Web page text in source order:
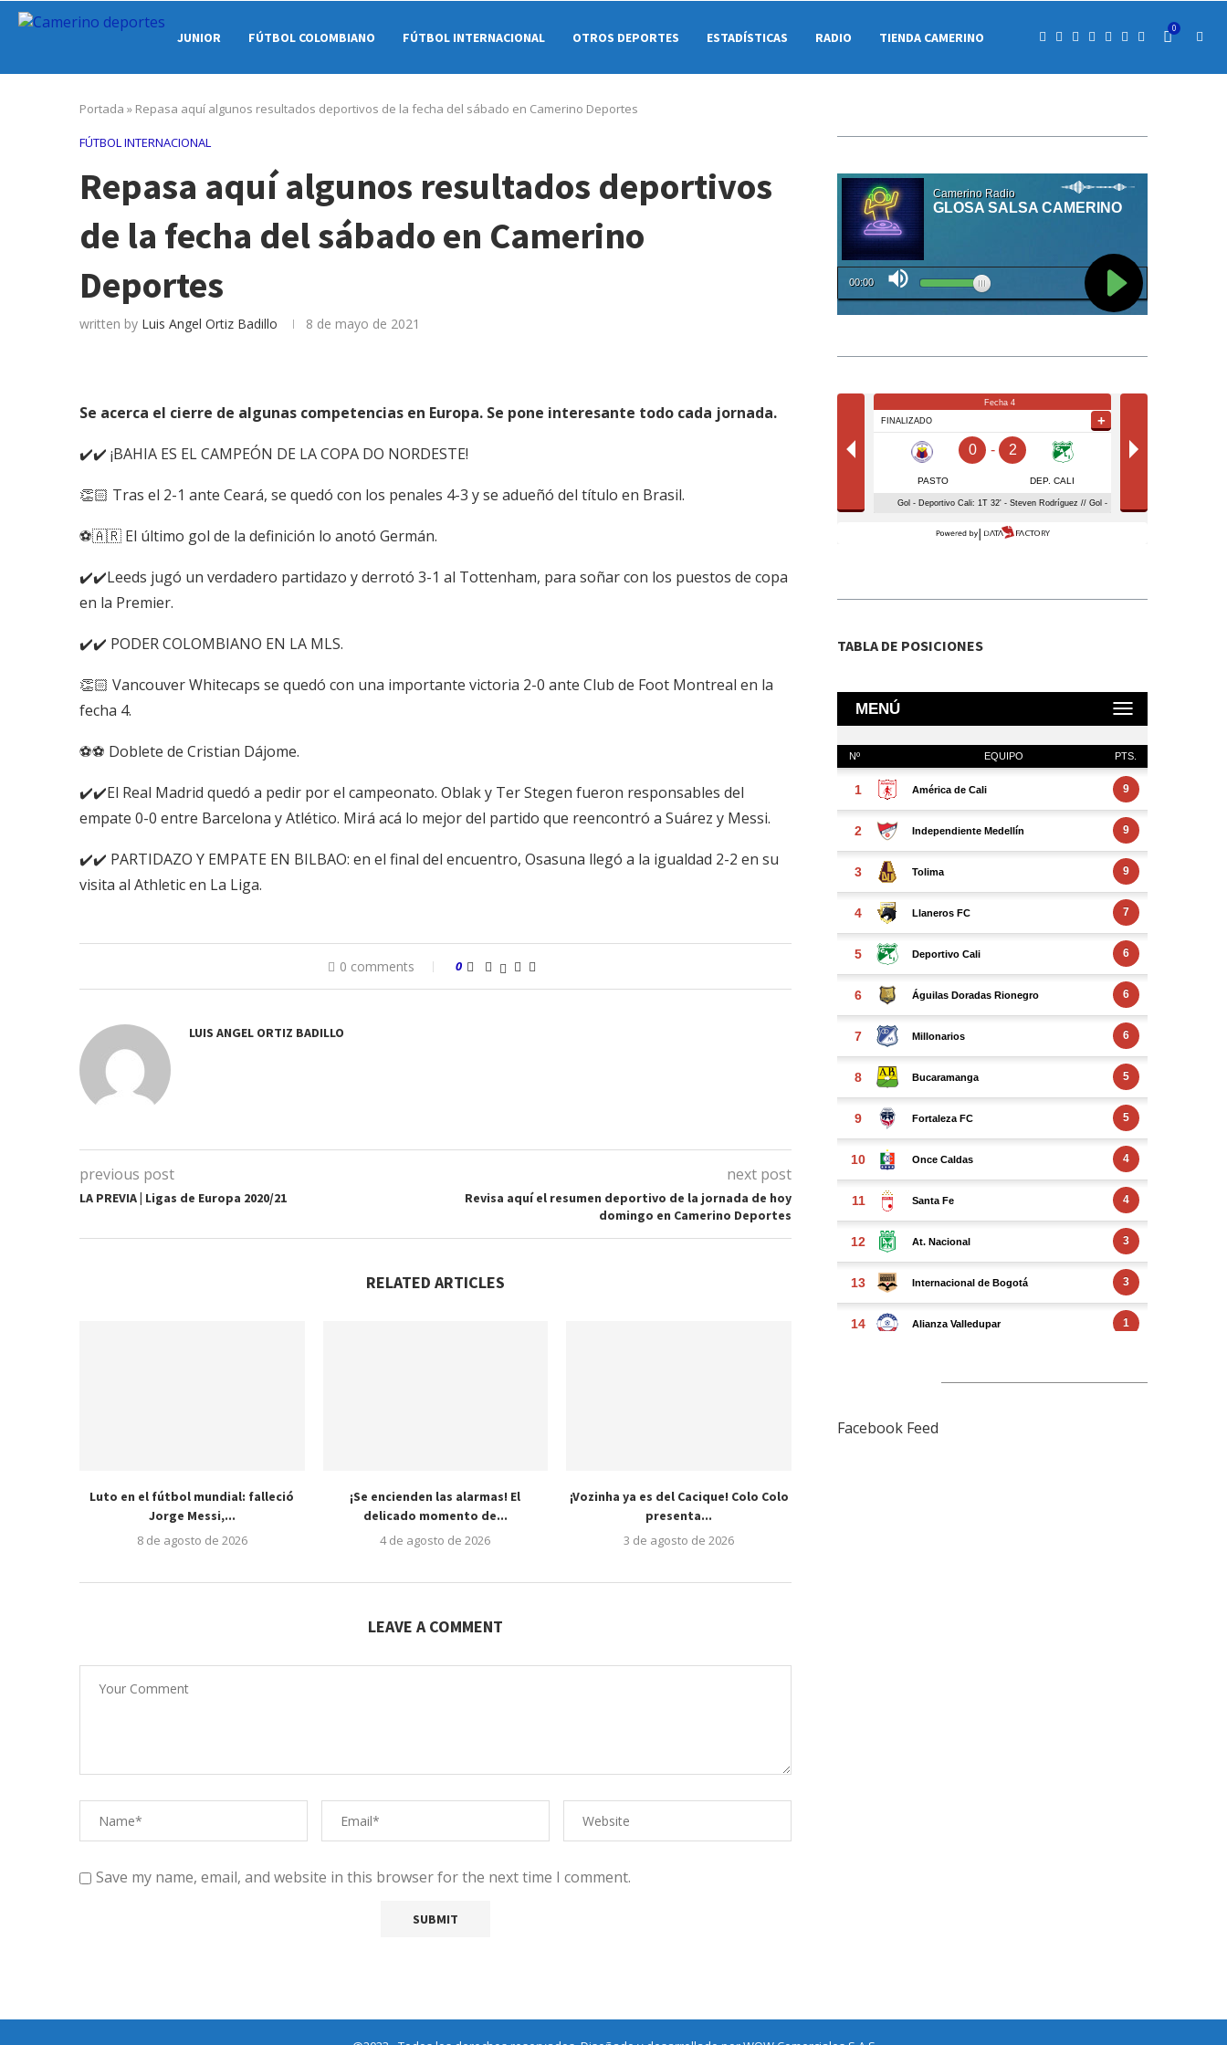
JUNIOR FÚTBOL COLOMBIANO FÚTBOL INTERNACIONAL OTROS DEPORTES ESTADÍSTICAS RADIO TIENDA CAMERINO
0
Portada » Repasa aquí algunos resultados deportivos de la fecha del sábado en Camerino Deportes
FÚTBOL INTERNACIONAL
Repasa aquí algunos resultados deportivos
de la fecha del sábado en Camerino
Deportes
written by Luis Angel Ortiz Badillo 8 de mayo de 2021
Se acerca el cierre de algunas competencias en Europa. Se pone interesante todo cada jornada.
✔️✔️ ¡BAHIA ES EL CAMPEÓN DE LA COPA DO NORDESTE!
👏🏻 Tras el 2-1 ante Ceará, se quedó con los penales 4-3 y se adueñó del título en Brasil.
⚽🇦🇷 El último gol de la definición lo anotó Germán.
✔️✔️Leeds jugó un verdadero partidazo y derrotó 3-1 al Tottenham, para soñar con los puestos de copa
en la Premier.
✔️✔️ PODER COLOMBIANO EN LA MLS.
👏🏻 Vancouver Whitecaps se quedó con una importante victoria 2-0 ante Club de Foot Montreal en la
fecha 4.
⚽⚽ Doblete de Cristian Dájome.
✔️✔️El Real Madrid quedó a pedir por el campeonato. Oblak y Ter Stegen fueron responsables del
empate 0-0 entre Barcelona y Atlético. Mirá acá lo mejor del partido que reencontró a Suárez y Messi.
✔️✔️ PARTIDAZO Y EMPATE EN BILBAO: en el final del encuentro, Osasuna llegó a la igualdad 2-2 en su
visita al Athletic en La Liga.
0 comments 0
LUIS ANGEL ORTIZ BADILLO
previous post
LA PREVIA | Ligas de Europa 2020/21
next post
Revisa aquí el resumen deportivo de la jornada de hoy
domingo en Camerino Deportes
RELATED ARTICLES
Luto en el fútbol mundial: falleció
Jorge Messi,...
8 de agosto de 2026
¡Se encienden las alarmas! El
delicado momento de...
4 de agosto de 2026
¡Vozinha ya es del Cacique! Colo Colo
presenta...
3 de agosto de 2026
LEAVE A COMMENT
Save my name, email, and website in this browser for the next time I comment.
TABLA DE POSICIONES
Facebook Feed